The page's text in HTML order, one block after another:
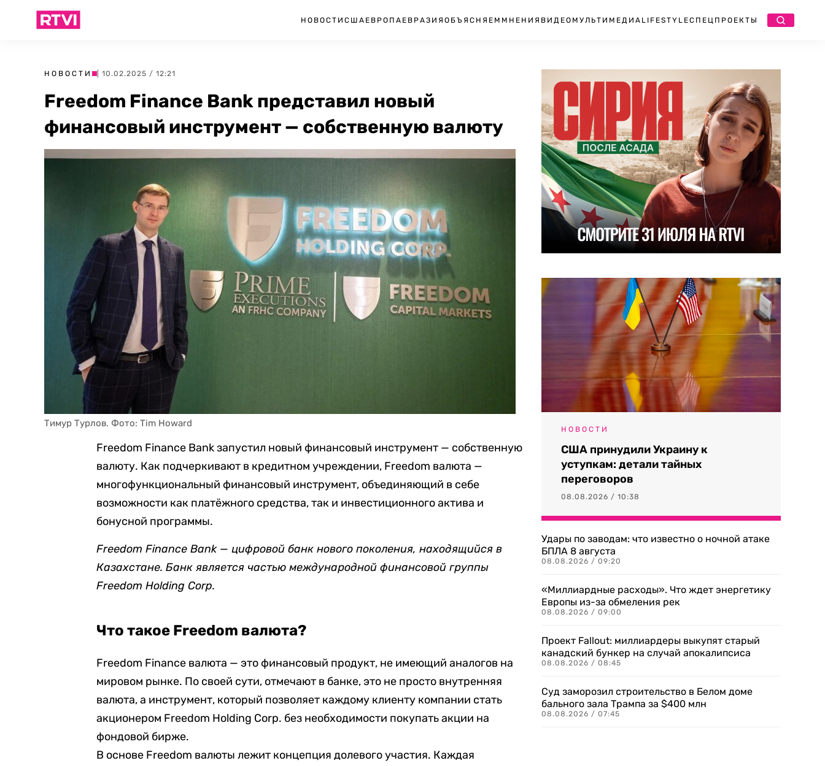
НОВОСТИ США ЕВРОПА ЕВРАЗИЯ ОБЪЯСНЯЕМ МНЕНИЯ ВИДЕО МУЛЬТИМЕДИА LIFESTYLEСПЕЦПРОЕКТЫ
НОВОСТИ | 10.02.2025 / 12:21
Freedom Finance Bank представил новый
финансовый инструмент — собственную валюту
Тимур Турлов. Фото: Tim Howard
Freedom Finance Bank запустил новый финансовый инструмент — собственную
валюту. Как подчеркивают в кредитном учреждении, Freedom валюта —
многофункциональный финансовый инструмент, объединяющий в себе
возможности как платёжного средства, так и инвестиционного актива и
бонусной программы.
Freedom Finance Bank — цифровой банк нового поколения, находящийся в
Казахстане. Банк является частью международной финансовой группы
Freedom Holding Corp.
Что такое Freedom валюта?
Freedom Finance валюта — это финансовый продукт, не имеющий аналогов на
мировом рынке. По своей сути, отмечают в банке, это не просто внутренняя
валюта, а инструмент, который позволяет каждому клиенту компании стать
акционером Freedom Holding Corp. без необходимости покупать акции на
фондовой бирже.
В основе Freedom валюты лежит концепция долевого участия. Каждая
НОВОСТИ
США принудили Украину к
уступкам: детали тайных
переговоров
08.08.2026 / 10:38
Удары по заводам: что известно о ночной атаке
БПЛА 8 августа
08.08.2026 / 09:20
«Миллиардные расходы». Что ждет энергетику
Европы из-за обмеления рек
08.08.2026 / 09:00
Проект Fallout: миллиардеры выкупят старый
канадский бункер на случай апокалипсиса
08.08.2026 / 08:45
Суд заморозил строительство в Белом доме
бального зала Трампа за $400 млн
08.08.2026 / 07:45